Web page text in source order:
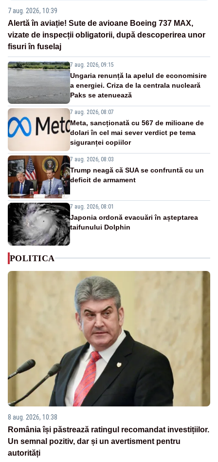
7 aug. 2026, 10:39
Alertă în aviație! Sute de avioane Boeing 737 MAX,
vizate de inspecții obligatorii, după descoperirea unor
fisuri în fuselaj
7 aug. 2026, 09:15
Ungaria renunță la apelul de economisire
a energiei. Criza de la centrala nucleară
Paks se atenuează
7 aug. 2026, 08:07
Meta, sancționată cu 567 de milioane de
dolari în cel mai sever verdict pe tema
siguranței copiilor
7 aug. 2026, 08:03
Trump neagă că SUA se confruntă cu un
deficit de armament
7 aug. 2026, 08:01
Japonia ordonă evacuări în așteptarea
taifunului Dolphin
POLITICA
8 aug. 2026, 10:38
România își păstrează ratingul recomandat investițiilor.
Un semnal pozitiv, dar și un avertisment pentru
autorități